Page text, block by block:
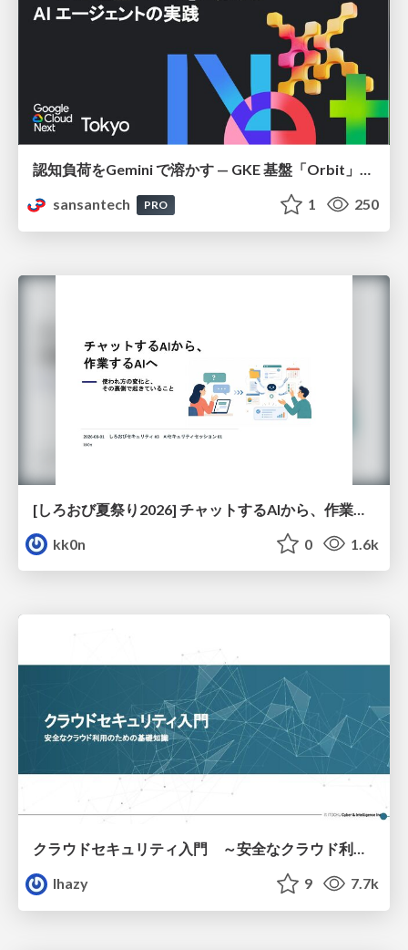
認知負荷をGemini で溶かす — GKE 基盤「Orbit」における AI エージェントの実践
sansantech
PRO 1 250
kk0n
0 1.6k
クラウドセキュリティ入門 ～安全なクラウド利用のための基礎知識～
lhazy
9 7.7k